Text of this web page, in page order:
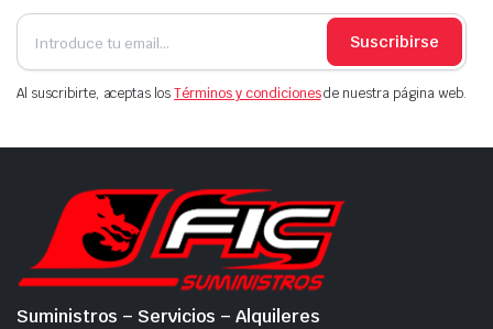
Suscribirse
Al suscribirte, aceptas losTérminos y condicionesde nuestra página web.
Suministros – Servicios – Alquileres